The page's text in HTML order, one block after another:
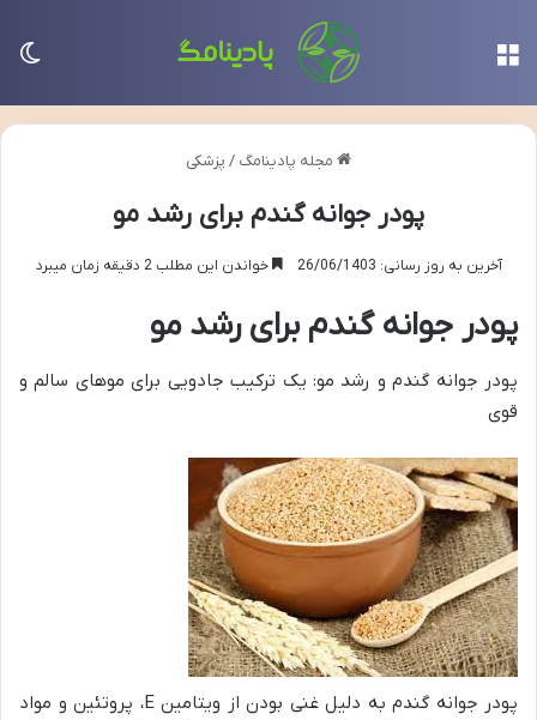
مجله پادینامگ / پزشکی
پودر جوانه گندم برای رشد مو
آخرین به روز رسانی: 26/06/1403 خواندن این مطلب 2 دقیقه زمان میبرد
پودر جوانه گندم برای رشد مو
پودر جوانه گندم و رشد مو: یک ترکیب جادویی برای موهای سالم و
قوی
پودر جوانه گندم به دلیل غنی بودن از ویتامین E، پروتئین و مواد